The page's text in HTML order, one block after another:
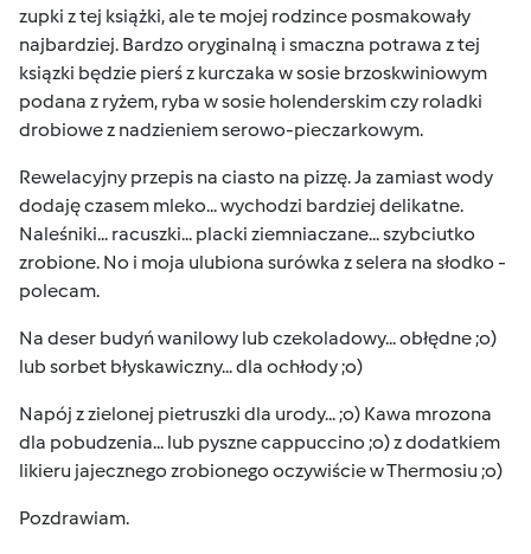
zupki z tej książki, ale te mojej rodzince posmakowały
najbardziej. Bardzo oryginalną i smaczna potrawa z tej
ksiązki będzie pierś z kurczaka w sosie brzoskwiniowym
podana z ryżem, ryba w sosie holenderskim czy roladki
drobiowe z nadzieniem serowo-pieczarkowym.
Rewelacyjny przepis na ciasto na pizzę. Ja zamiast wody
dodaję czasem mleko... wychodzi bardziej delikatne.
Naleśniki... racuszki... placki ziemniaczane... szybciutko
zrobione. No i moja ulubiona surówka z selera na słodko -
polecam.
Na deser budyń wanilowy lub czekoladowy... obłędne ;o)
lub sorbet błyskawiczny... dla ochłody ;o)
Napój z zielonej pietruszki dla urody... ;o) Kawa mrozona
dla pobudzenia... lub pyszne cappuccino ;o) z dodatkiem
likieru jajecznego zrobionego oczywiście w Thermosiu ;o)
Pozdrawiam.